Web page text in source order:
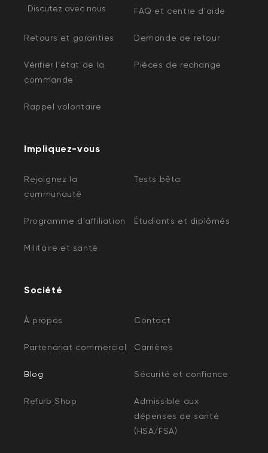
Discutez avec nous FAQ et centre d'aide
Retours et garanties Demande de retour
Vérifier l'état de la
commande
Pièces de rechange
Rappel volontaire
Impliquez-vous
Rejoignez la
communauté
Tests bêta
Programme d'affiliation Étudiants et diplômés
Militaire et santé
Société
À propos Contact
Partenariat commercial Carrières
Blog Sécurité et confiance
Refurb Shop
Admissible aux
dépenses de santé
(HSA/FSA)